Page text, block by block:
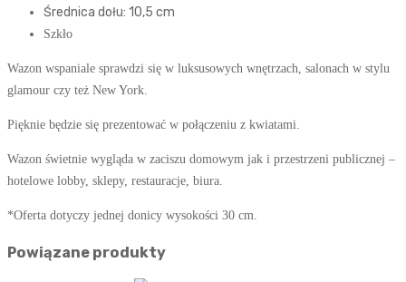
Średnica dołu: 10,5 cm
Szkło
Wazon wspaniale sprawdzi się w luksusowych wnętrzach, salonach w stylu
glamour czy też New York.
Pięknie będzie się prezentować w połączeniu z kwiatami.
Wazon świetnie wygląda w zaciszu domowym jak i przestrzeni publicznej –
hotelowe lobby, sklepy, restauracje, biura.
*Oferta dotyczy jednej donicy wysokości 30 cm.
Powiązane produkty